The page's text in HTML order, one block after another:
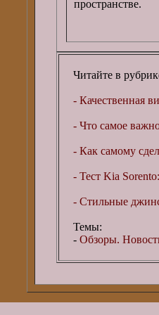
пространстве.
Читайте в
- Качественная
- Что самое
- Как самому
- Тест Kia
- Стильные
Темы:
- Обзоры.